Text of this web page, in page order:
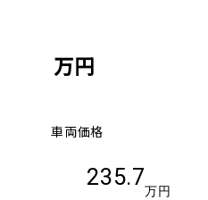
万円
車両価格
235.7
万円